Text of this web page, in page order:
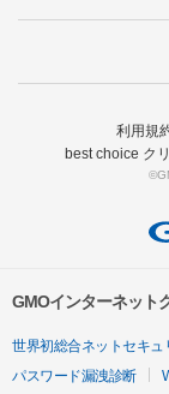
利用規
best choice ク
GMOインターネット
世界初総合ネットセキュ
パスワード漏洩診断